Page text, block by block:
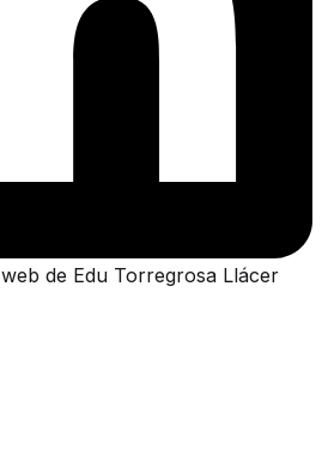
web de Edu Torregrosa Llácer